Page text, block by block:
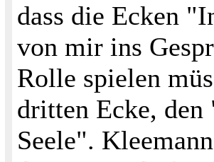
dass die Ecken
von mir ins
Rolle spielen
dritten Ecke, den
Seele".